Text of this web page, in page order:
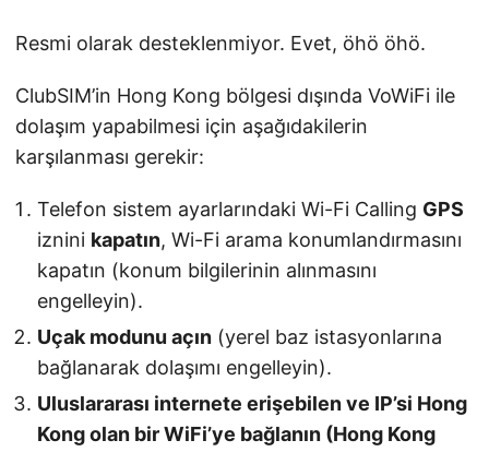
Resmi olarak desteklenmiyor. Evet, öhö öhö.
ClubSIM’in Hong Kong bölgesi dışında VoWiFi ile
dolaşım yapabilmesi için aşağıdakilerin
karşılanması gerekir:
Telefon sistem ayarlarındaki Wi-Fi Calling GPS
iznini kapatın, Wi-Fi arama konumlandırmasını
kapatın (konum bilgilerinin alınmasını
engelleyin).
Uçak modunu açın (yerel baz istasyonlarına
bağlanarak dolaşımı engelleyin).
Uluslararası internete erişebilen ve IP’si Hong
Kong olan bir WiFi’ye bağlanın (Hong Kong